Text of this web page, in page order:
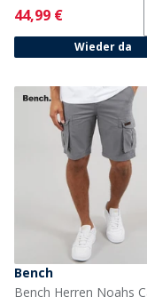
Current
44,99 €
Wieder da
Bench